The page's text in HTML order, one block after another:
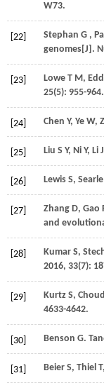
W73.
[22] Stephan G ,
genomes[J].
[23] Lowe T M,
25(5): 955-964.
[24] Chen Y, Ye W,
[25] Liu S Y, Ni Y, Li
[26] Lewis S, Searle
[27] Zhang D, Gao
and
[28] Kumar S,
2016, 33(7):
[29] Kurtz S,
4633-4642.
[30] Benson G.
[31] Beier S, Thiel T,